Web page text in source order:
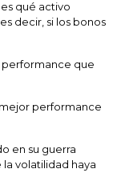
qué activo
decir, si los bonos
performance que
performance
en su guerra
la volatilidad haya